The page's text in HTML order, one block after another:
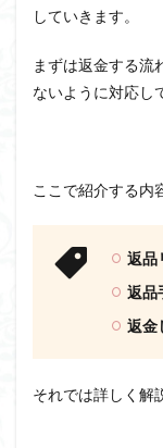
していきます。
まずは返金する流
ないように対応し
ここで紹介する内
返品
返品
返金
それでは詳しく解